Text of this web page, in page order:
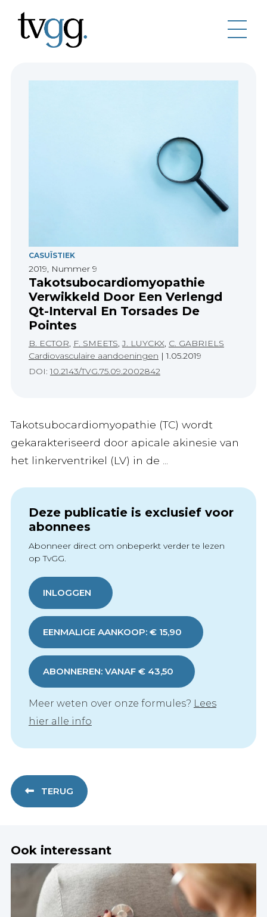
CASUÏSTIEK
2019, Nummer 9
Takotsubocardiomyopathie
Verwikkeld Door Een Verlengd
Qt-Interval En Torsades De
Pointes
B. ECTOR, F. SMEETS,J. LUYCKX, C. GABRIELS
Cardiovasculaire aandoeningen |1.05.2019
DOI:10.2143/TVG.75.09.2002842
Takotsubocardiomyopathie (TC) wordt
gekarakteriseerd door apicale akinesie van
het linkerventrikel (LV) in de ...
Deze publicatie is exclusief voor
abonnees
Abonneer direct om onbeperkt verder te lezen
op TvGG.
INLOGGEN
EENMALIGE AANKOOP: € 15,90
ABONNEREN: VANAF € 43,50
Meer weten over onze formules? Lees
hier alle info
TERUG
Ook interessant